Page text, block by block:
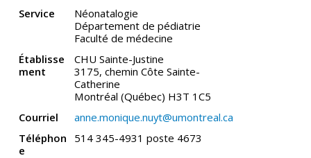
Service
Néonatalogie
Département de pédiatrie
Faculté de médecine
Établisse
ment
CHU Sainte-Justine
3175, chemin Côte Sainte-
Catherine
Montréal (Québec) H3T 1C5
Courriel
anne.monique.nuyt@umontreal.ca
Téléphon
e
514 345-4931 poste 4673